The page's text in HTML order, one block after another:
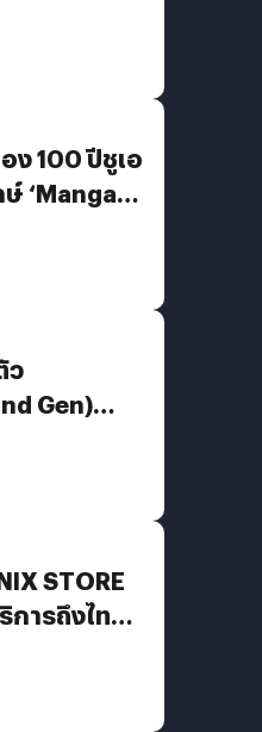
ง 100 ปีชูเอ
‘Manga
ว
Gen)
STORE
การถึงไทย